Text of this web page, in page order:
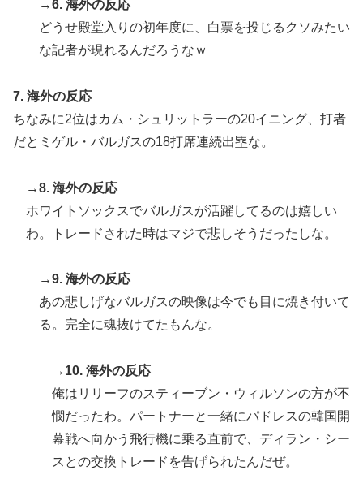
→6. 海外の反応
どうせ殿堂入りの初年度に、白票を投じるクソみたい
な記者が現れるんだろうなｗ
7. 海外の反応
ちなみに2位はカム・シュリットラーの20イニング、打者
だとミゲル・バルガスの18打席連続出塁な。
→8. 海外の反応
ホワイトソックスでバルガスが活躍してるのは嬉しい
わ。トレードされた時はマジで悲しそうだったしな。
→9. 海外の反応
あの悲しげなバルガスの映像は今でも目に焼き付いて
る。完全に魂抜けてたもんな。
→10. 海外の反応
俺はリリーフのスティーブン・ウィルソンの方が不
憫だったわ。パートナーと一緒にパドレスの韓国開
幕戦へ向かう飛行機に乗る直前で、ディラン・シー
スとの交換トレードを告げられたんだぜ。